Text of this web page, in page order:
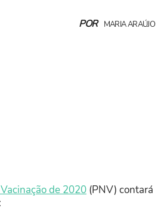
POR MARIA ARAÚJO
de 2020 (PNV) contará